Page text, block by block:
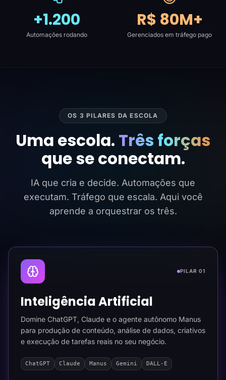
+1.200
Automações rodando
R$ 80M+
Gerenciados em tráfego pago
OS 3 PILARES DA ESCOLA
Uma escola. Três forças
que se conectam.
IA que cria e decide. Automações que
executam. Tráfego que escala. Aqui você
aprende a orquestrar os três.
PILAR 01
Inteligência Artificial
Domine ChatGPT, Claude e o agente autônomo Manus
para produção de conteúdo, análise de dados, criativos
e execução de tarefas reais no seu negócio.
ChatGPT Claude Manus Gemini DALL-E